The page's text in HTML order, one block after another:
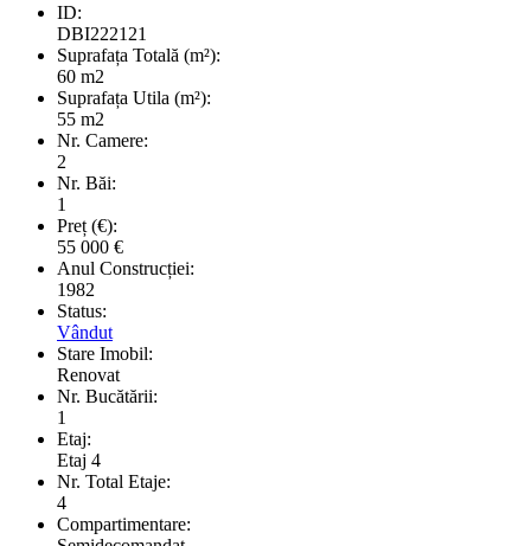
ID:
DBI222121
Suprafața Totală (m²):
60 m2
Suprafața Utila (m²):
55 m2
Nr. Camere:
2
Nr. Băi:
1
Preț (€):
55 000 €
Anul Construcției:
1982
Status:
Vândut
Stare Imobil:
Renovat
Nr. Bucătării:
1
Etaj:
Etaj 4
Nr. Total Etaje:
4
Compartimentare: